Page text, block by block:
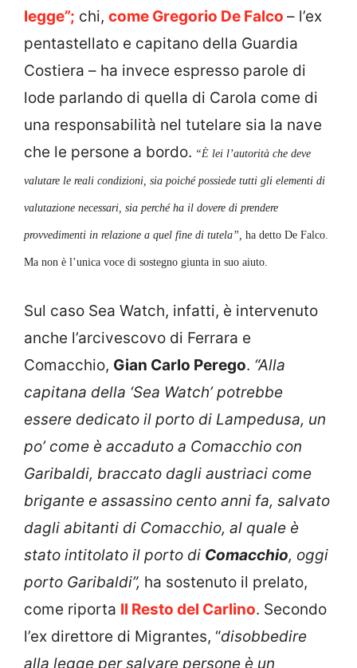
legge”; chi, come Gregorio De Falco – l’ex
pentastellato e capitano della Guardia
Costiera – ha invece espresso parole di
lode parlando di quella di Carola come di
una responsabilità nel tutelare sia la nave
che le persone a bordo. “È lei l’autorità che deve
valutare le reali condizioni, sia poiché possiede tutti gli elementi di
valutazione necessari, sia perché ha il dovere di prendere
provvedimenti in relazione a quel fine di tutela”, ha detto De Falco.
Ma non è l’unica voce di sostegno giunta in suo aiuto.
Sul caso Sea Watch, infatti, è intervenuto
anche l’arcivescovo di Ferrara e
Comacchio, Gian Carlo Perego. “Alla
capitana della ‘Sea Watch’ potrebbe
essere dedicato il porto di Lampedusa, un
po’ come è accaduto a Comacchio con
Garibaldi, braccato dagli austriaci come
brigante e assassino cento anni fa, salvato
dagli abitanti di Comacchio, al quale è
stato intitolato il porto di Comacchio, oggi
porto Garibaldi”, ha sostenuto il prelato,
come riporta Il Resto del Carlino. Secondo
l’ex direttore di Migrantes, “disobbedire
alla legge per salvare persone è un